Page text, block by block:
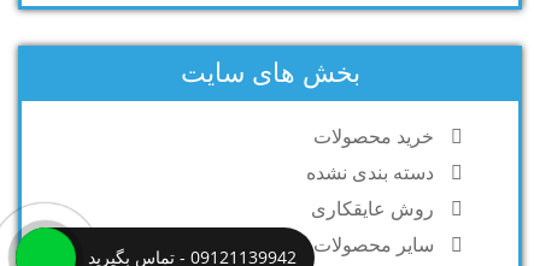
بخش های سایت
خرید محصولات
دسته بندی نشده
روش عایقکاری
سایر محصولات
09121139942 - تماس بگیرید